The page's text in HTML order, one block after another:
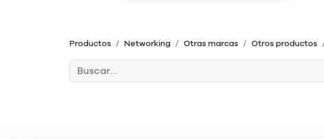
Productos Networking Otras marcas Otros productos